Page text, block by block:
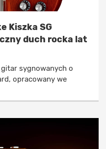
Kiszka SG
duch rocka lat
sygnowanych o
opracowany we